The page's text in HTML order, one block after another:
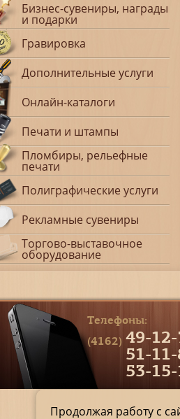
Бизнес-сувениры, награды
и подарки
Гравировка
Дополнительные услуги
Онлайн-каталоги
Печати и штампы
Пломбиры, рельефные
печати
Полиграфические услуги
Рекламные сувениры
Торгово-выставочное
оборудование
Продолжая работу с
Телефоны:
(4162) 49-
51-
53-